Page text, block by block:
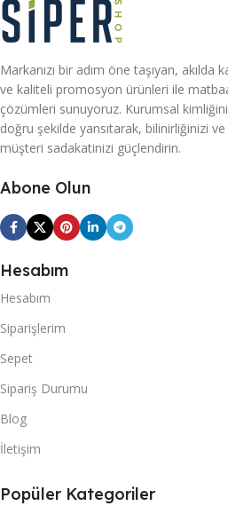
Markanızı bir adım öne taşıyan, akılda
ve kaliteli promosyon ürünleri ile
çözümleri sunuyoruz. Kurumsal
doğru şekilde yansıtarak, bilinirliğinizi ve
müşteri sadakatinizi güçlendirin.
Abone Olun
Hesabım
Hesabım
Siparişlerim
Sepet
Sipariş Durumu
Blog
İletişim
Popüler Kategoriler